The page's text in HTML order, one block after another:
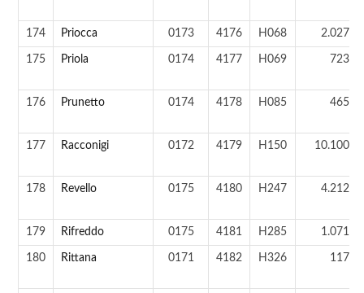
174 Priocca 0173 4176 H068 2.027 ab
175 Priola 0174 4177 H069 723 ab
176 Prunetto 0174 4178 H085 465 ab
177 Racconigi 0172 4179 H150 10.100 ab
178 Revello 0175 4180 H247 4.212 ab
179 Rifreddo 0175 4181 H285 1.071 ab
180 Rittana 0171 4182 H326 117 ab